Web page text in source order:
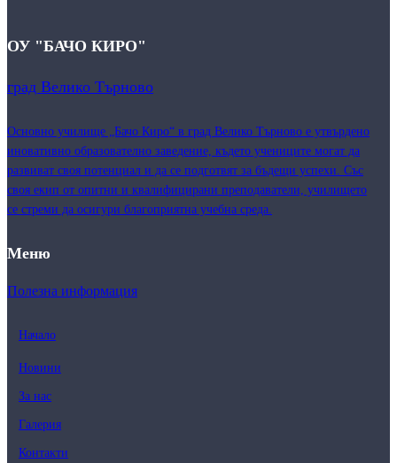
ОУ "БАЧО КИРО"
град Велико Търново
Основно училище „Бачо Киро“ в град Велико Търново е утвърдено
иновативно образователно заведение, където учениците могат да
развиват своя потенциал и да се подготвят за бъдещи успехи. Със
своя екип от опитни и квалифицирани преподаватели, училището
се стреми да осигури благоприятна учебна среда.
Меню
Полезна информация
Начало
Новини
За нас
Галерия
Контакти